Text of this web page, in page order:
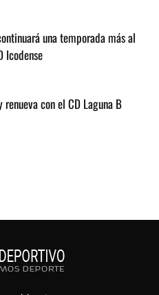
una temporada más al
Icodense
renueva con el CD Laguna B